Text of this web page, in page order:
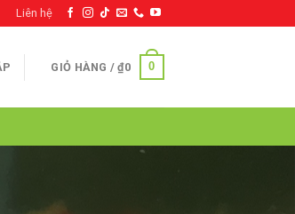
Liên hệ
GIỎ HÀNG /₫0 0